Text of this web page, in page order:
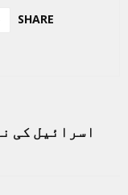
SHARE
اسرائیل کی